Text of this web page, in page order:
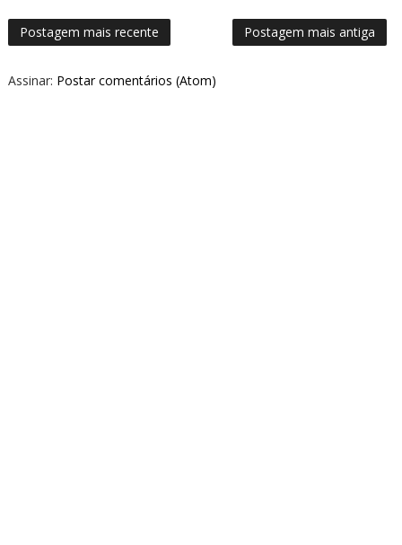
Postagem mais recente Postagem mais antiga
Assinar: Postar comentários (Atom)